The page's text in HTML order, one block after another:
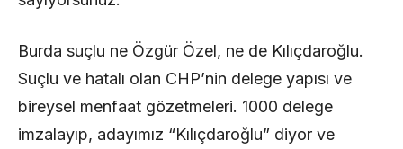
Burda suçlu ne Özgür Özel, ne de Kılıçdaroğlu.
Suçlu ve hatalı olan CHP’nin delege yapısı ve
bireysel menfaat gözetmeleri. 1000 delege
imzalayıp, adayımız “Kılıçdaroğlu” diyor ve